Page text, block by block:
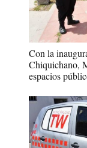
Con la
Chiquichano,
espacios